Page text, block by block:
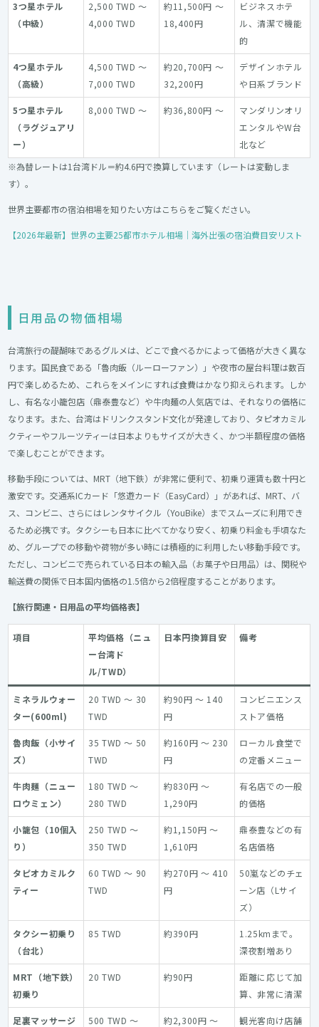
3つ星ホテル
（中級）
2,500 TWD ～
4,000 TWD
約11,500円 ～
18,400円
ビジネスホテ
ル、清潔で機能
的
4つ星ホテル
（高級）
4,500 TWD ～
7,000 TWD
約20,700円 ～
32,200円
デザインホテル
や日系ブランド
5つ星ホテル
（ラグジュアリ
ー）
8,000 TWD ～ 約36,800円 ～
マンダリンオリ
エンタルやW台
北など
※為替レートは1台湾ドル＝約4.6円で換算しています（レートは変動しま
す）。
世界主要都市の宿泊相場を知りたい方はこちらをご覧ください。
【2026年最新】世界の主要25都市ホテル相場｜海外出張の宿泊費目安リスト
日用品の物価相場
台湾旅行の醍醐味であるグルメは、どこで食べるかによって価格が大きく異な
ります。国民食である「魯肉飯（ルーローファン）」や夜市の屋台料理は数百
円で楽しめるため、これらをメインにすれば食費はかなり抑えられます。しか
し、有名な小籠包店（鼎泰豊など）や牛肉麺の人気店では、それなりの価格に
なります。また、台湾はドリンクスタンド文化が発達しており、タピオカミル
クティーやフルーツティーは日本よりもサイズが大きく、かつ半額程度の価格
で楽しむことができます。
移動手段については、MRT（地下鉄）が非常に便利で、初乗り運賃も数十円と
激安です。交通系ICカード「悠遊カード（EasyCard）」があれば、MRT、バ
ス、コンビニ、さらにはレンタサイクル（YouBike）までスムーズに利用でき
るため必携です。タクシーも日本に比べてかなり安く、初乗り料金も手頃なた
め、グループでの移動や荷物が多い時には積極的に利用したい移動手段です。
ただし、コンビニで売られている日本の輸入品（お菓子や日用品）は、関税や
輸送費の関係で日本国内価格の1.5倍から2倍程度することがあります。
【旅行関連・日用品の平均価格表】
項目
平均価格（ニュ
ー台湾ド
ル/TWD）
日本円換算目安 備考
ミネラルウォー
ター(600ml)
20 TWD ～ 30
TWD
約90円 ～ 140
円
コンビニエンス
ストア価格
魯肉飯（小サイ
ズ）
35 TWD ～ 50
TWD
約160円 ～ 230
円
ローカル食堂で
の定番メニュー
牛肉麺（ニュー
ロウミェン）
180 TWD ～
280 TWD
約830円 ～
1,290円
有名店での一般
的価格
小籠包（10個入
り）
250 TWD ～
350 TWD
約1,150円 ～
1,610円
鼎泰豊などの有
名店価格
タピオカミルク
ティー
60 TWD ～ 90
TWD
約270円 ～ 410
円
50嵐などのチェ
ーン店（Lサイ
ズ）
タクシー初乗り
（台北）
85 TWD 約390円
1.25kmまで。
深夜割増あり
MRT（地下鉄）
初乗り
20 TWD 約90円
距離に応じて加
算、非常に清潔
足裏マッサージ
500 TWD ～
約2,300円 ～
観光客向け店舗